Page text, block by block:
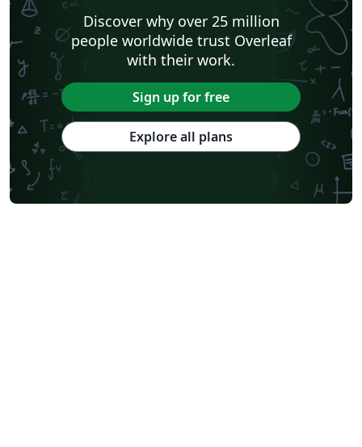
Discover why over 25 million
people worldwide trust Overleaf
with their work.
Sign up for free
Explore all plans